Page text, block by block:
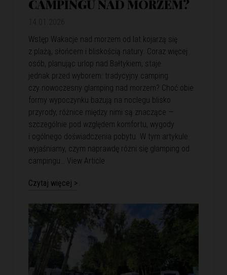
CAMPINGU NAD MORZEM?
Wstęp Wakacje nad morzem od lat kojarzą się
z plażą, słońcem i bliskością natury. Coraz więcej
osób, planując urlop nad Bałtykiem, staje
jednak przed wyborem: tradycyjny camping
czy nowoczesny glamping nad morzem? Choć obie
formy wypoczynku bazują na noclegu blisko
przyrody, różnice między nimi są znaczące —
szczególnie pod względem komfortu, wygody
i ogólnego doświadczenia pobytu. W tym artykule
wyjaśniamy, czym naprawdę różni się glamping od
campingu… View Article
Czytaj więcej >